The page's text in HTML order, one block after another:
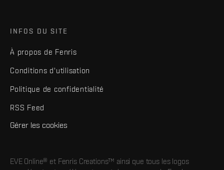
INFOS DU SITE
À propos de Fenris
Conditions d'utilisation
Politique de confidentialité
RSS Feed
Gérer les cookies
EVE Online® et Fenris Creations™ ainsi que tous les logos